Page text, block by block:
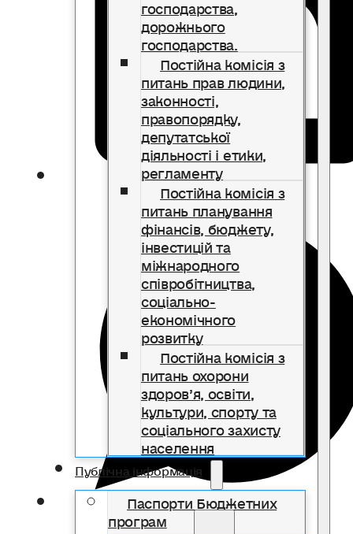
господарства,
дорожнього
господарства.
Постійна комісія з
питань прав людини,
законності,
правопорядку,
депутатської
діяльності і етики,
регламенту
Постійна комісія з
питань планування
фінансів, бюджету,
інвестицій та
міжнародного
співробітництва,
соціально-
економічного
розвитку
Постійна комісія з
питань охорони
здоров’я, освіти,
культури, спорту та
соціального захисту
населення
Публічна інформація
Паспорти Бюджетних
програм